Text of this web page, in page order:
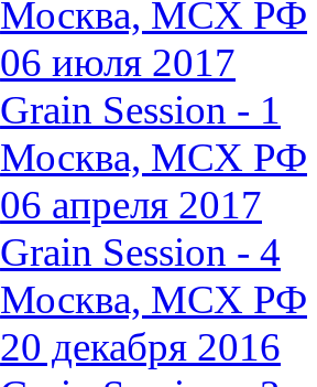
Москва, МСХ РФ
06 июля 2017
Grain Session - 1
Москва, МСХ РФ
06 апреля 2017
Grain Session - 4
Москва, МСХ РФ
20 декабря 2016